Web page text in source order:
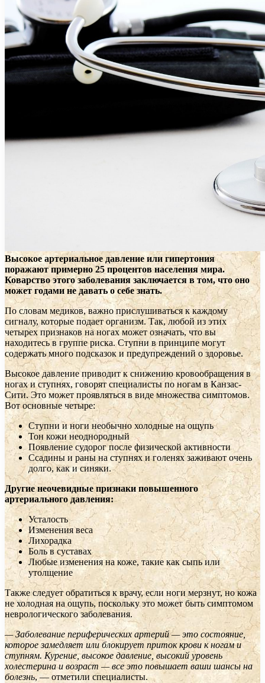
Высокое артериальное давление или гипертония
поражают примерно 25 процентов населения мира.
Коварство этого заболевания заключается в том, что оно
может годами недавать о себе знать.
По словам медиков, важно прислушиваться к каждому
сигналу, которые подает организм. Так, любой из этих
четырех признаков на ногах может означать, что вы
находитесь в группе риска. Ступни в принципе могут
содержать много подсказок и предупреждений о здоровье.
Высокое давление приводит к снижению кровообращения в
ногах и ступнях, говорят специалисты по ногам в Канзас-
Сити. Это может проявляться в виде множества симптомов.
Вот основные четыре:
Ступни и ноги необычно холодные на ощупь
Тон кожи неоднородный
Появление судорог после физической активности
Ссадины и раны на ступнях и голенях заживают очень
долго, как и синяки.
Другие неочевидные признаки повышенного
артериального давления:
Усталость
Изменения веса
Лихорадка
Боль в суставах
Любые изменения на коже, такие как сыпь или
утолщение
Также следует обратиться к врачу, если ноги мерзнут, но кожа
не холодная на ощупь, поскольку это может быть симптомом
неврологического заболевания.
— Заболевание периферических артерий — это состояние,
которое замедляет или блокирует приток крови к ногам и
ступням. Курение, высокое давление, высокий уровень
холестерина и возраст — все это повышает ваши шансы на
болезнь, — отметили специалисты.